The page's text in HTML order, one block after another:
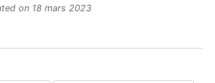
on 18 mars 2023